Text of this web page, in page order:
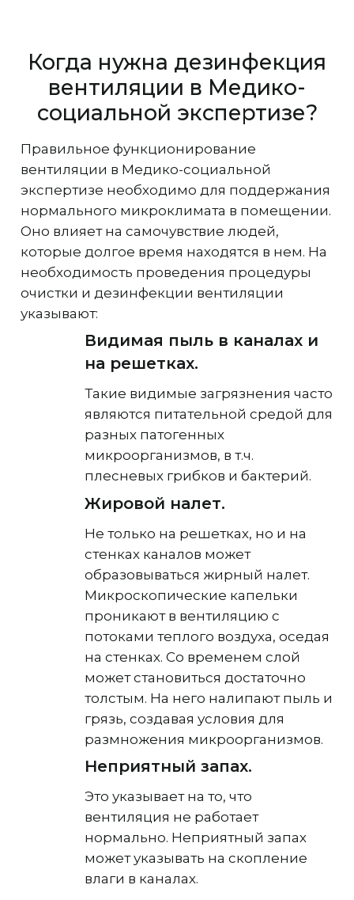
Когда нужна дезинфекция
вентиляции в Медико-
социальной экспертизе?
Правильное функционирование
вентиляции в Медико-социальной
экспертизе необходимо для поддержания
нормального микроклимата в помещении.
Оно влияет на самочувствие людей,
которые долгое время находятся в нем. На
необходимость проведения процедуры
очистки и дезинфекции вентиляции
указывают:
Видимая пыль в каналах и
на решетках.
Такие видимые загрязнения часто
являются питательной средой для
разных патогенных
микроорганизмов, в т.ч.
плесневых грибков и бактерий.
Жировой налет.
Не только на решетках, но и на
стенках каналов может
образовываться жирный налет.
Микроскопические капельки
проникают в вентиляцию с
потоками теплого воздуха, оседая
на стенках. Со временем слой
может становиться достаточно
толстым. На него налипают пыль и
грязь, создавая условия для
размножения микроорганизмов.
Неприятный запах.
Это указывает на то, что
вентиляция не работает
нормально. Неприятный запах
может указывать на скопление
влаги в каналах.